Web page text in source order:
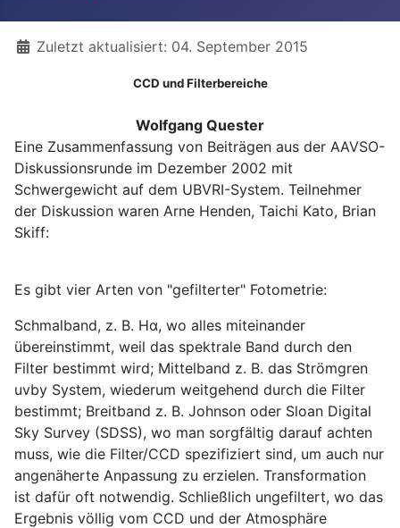
DetailsZuletzt aktualisiert: 04. September 2015
CCD und Filterbereiche
Wolfgang Quester
Eine Zusammenfassung von Beiträgen aus der AAVSO-
Diskussionsrunde im Dezember 2002 mit
Schwergewicht auf dem UBVRI-System. Teilnehmer
der Diskussion waren Arne Henden, Taichi Kato, Brian
Skiff:
Es gibt vier Arten von "gefilterter" Fotometrie:
Schmalband, z. B. Hα, wo alles miteinander
übereinstimmt, weil das spektrale Band durch den
Filter bestimmt wird; Mittelband z. B. das Strömgren
uvby System, wiederum weitgehend durch die Filter
bestimmt; Breitband z. B. Johnson oder Sloan Digital
Sky Survey (SDSS), wo man sorgfältig darauf achten
muss, wie die Filter/CCD spezifiziert sind, um auch nur
angenäherte Anpassung zu erzielen. Transformation
ist dafür oft notwendig. Schließlich ungefiltert, wo das
Ergebnis völlig vom CCD und der Atmosphäre